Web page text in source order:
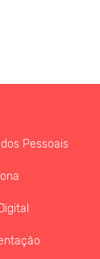
Pessoais